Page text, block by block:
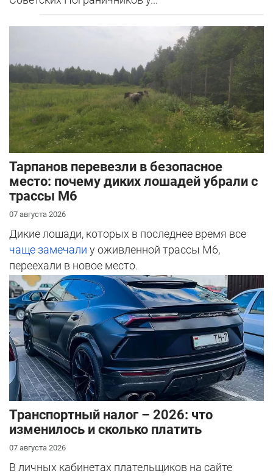
Тарпанов перевезли в безопасное
место: почему диких лошадей убрали с
трассы М6
07 августа 2026
Дикие лошади, которых в последнее время все
чаще замечали у оживленной трассы М6,
переехали в новое место.
Транспортный налог – 2026: что
изменилось и сколько платить
07 августа 2026
В личных кабинетах плательщиков на сайте